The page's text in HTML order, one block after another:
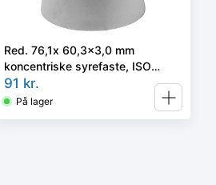
Red. 76,1x 60,3x3,0 mm
koncentriske syrefaste, ISO
4404
91 kr.
På lager